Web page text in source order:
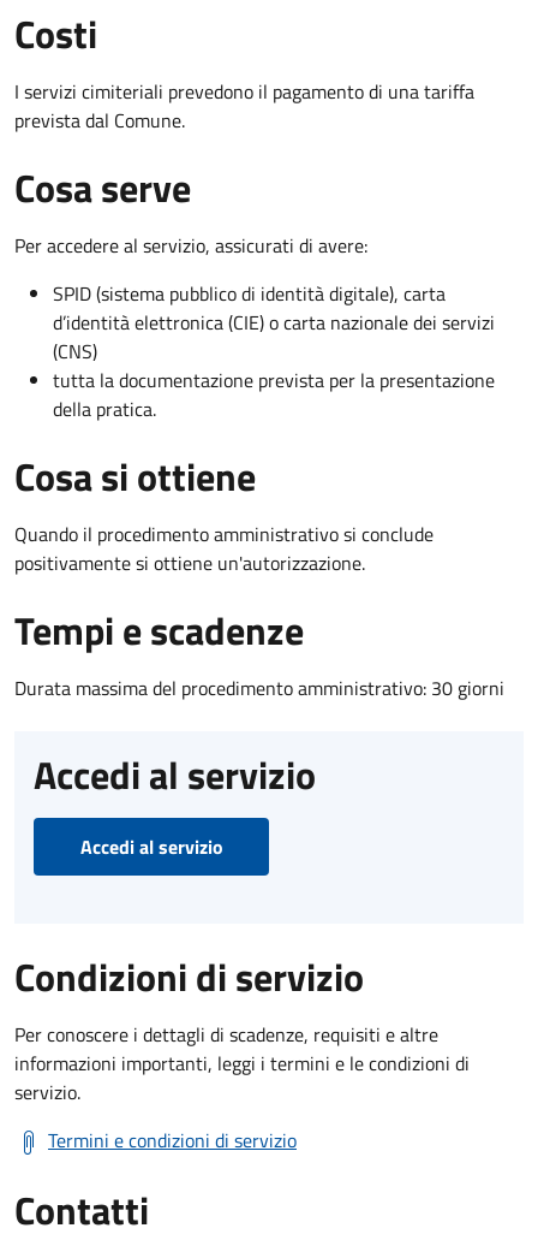
Costi
I servizi cimiteriali prevedono il pagamento di una tariffa
prevista dal Comune.
Cosa serve
Per accedere al servizio, assicurati di avere:
SPID (sistema pubblico di identità digitale), carta
d’identità elettronica (CIE) o carta nazionale dei servizi
(CNS)
tutta la documentazione prevista per la presentazione
della pratica.
Cosa si ottiene
Quando il procedimento amministrativo si conclude
positivamente si ottiene un'autorizzazione.
Tempi e scadenze
Durata massima del procedimento amministrativo: 30 giorni
Accedi al servizio
Accedi al servizio
Condizioni di servizio
Per conoscere i dettagli di scadenze, requisiti e altre
informazioni importanti, leggi i termini e le condizioni di
servizio.
Termini e condizioni di servizio
Contatti